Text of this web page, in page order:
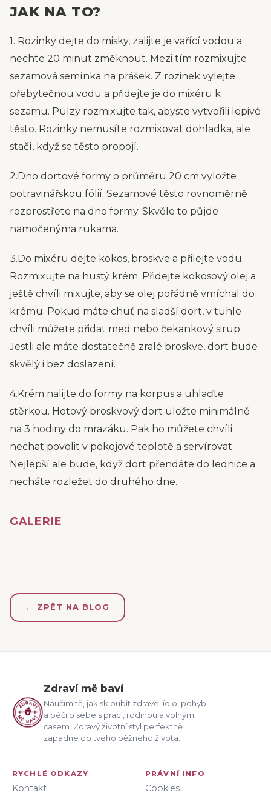
JAK NA TO?
1. Rozinky dejte do misky, zalijte je vařící vodou a
nechte 20 minut změknout. Mezi tím rozmixujte
sezamová semínka na prášek. Z rozinek vylejte
přebytečnou vodu a přidejte je do mixéru k
sezamu. Pulzy rozmixujte tak, abyste vytvořili lepivé
těsto. Rozinky nemusíte rozmixovat dohladka, ale
stačí, když se těsto propojí.
2.Dno dortové formy o průměru 20 cm vyložte
potravinářskou fólií. Sezamové těsto rovnoměrně
rozprostřete na dno formy. Skvěle to půjde
namočenýma rukama.
3.Do mixéru dejte kokos, broskve a přilejte vodu.
Rozmixujte na hustý krém. Přidejte kokosový olej a
ještě chvíli mixujte, aby se olej pořádně vmíchal do
krému. Pokud máte chuť na sladší dort, v tuhle
chvíli můžete přidat med nebo čekankový sirup.
Jestli ale máte dostatečně zralé broskve, dort bude
skvělý i bez doslazení.
4.Krém nalijte do formy na korpus a uhlaďte
stěrkou. Hotový broskvový dort uložte minimálně
na 3 hodiny do mrazáku. Pak ho můžete chvíli
nechat povolit v pokojové teplotě a servírovat.
Nejlepší ale bude, když dort přendáte do lednice a
necháte rozležet do druhého dne.
GALERIE
← ZPĚT NA BLOG
Zdraví mě baví
Naučím tě, jak skloubit zdravé jídlo, pohyb
a péči o sebe s prací, rodinou a volným
časem. Zdravý životní styl perfektně
zapadne do tvého běžného života.
RYCHLÉ ODKAZY
Kontakt
PRÁVNÍ INFO
Cookies